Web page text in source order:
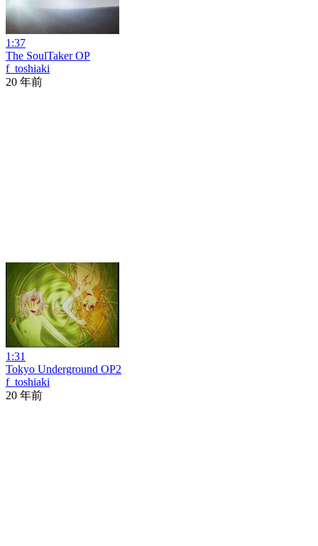
1:37
The SoulTaker OP
f_toshiaki
20 年前
1:31
Tokyo Underground OP2
f_toshiaki
20 年前